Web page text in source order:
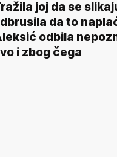
joj da se
da to
odbila
i zbog čega